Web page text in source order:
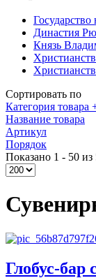
Государство
Династия
Князь
Сортировать по
Категория товара
Название товара
Артикул
Порядок
Показано 1 - 50 из
Глобус-бар